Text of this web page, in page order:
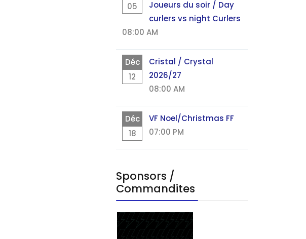
05
Joueurs du soir / Day
curlers vs night Curlers
08:00 AM
Déc
12
Cristal / Crystal
2026/27
08:00 AM
Déc
18
VF Noel/Christmas FF
07:00 PM
Sponsors /
Commandites